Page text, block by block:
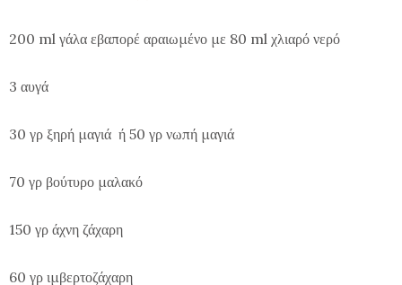
200 ml γάλα εβαπορέ αραιωμένο με 80 ml χλιαρό νερό
3 αυγά
30 γρ ξηρή μαγιά ή 50 γρ νωπή μαγιά
70 γρ βούτυρο μαλακό
150 γρ άχνη ζάχαρη
60 γρ ιμβερτοζάχαρη